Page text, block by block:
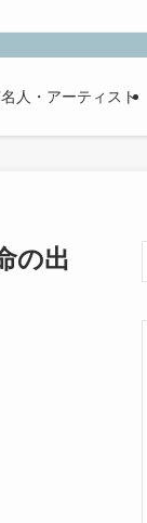
人・アーティスト
の出